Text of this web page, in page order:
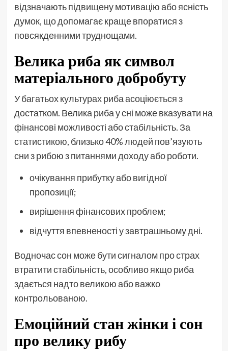
відзначають підвищену мотивацію або ясність
думок, що допомагає краще впоратися з
повсякденними труднощами.
Велика риба як символ
матеріального добробуту
У багатьох культурах риба асоціюється з
достатком. Велика риба у сні може вказувати на
фінансові можливості або стабільність. За
статистикою, близько 40% людей пов’язують
сни з рибою з питаннями доходу або роботи.
очікування прибутку або вигідної
пропозиції;
вирішення фінансових проблем;
відчуття впевненості у завтрашньому дні.
Водночас сон може бути сигналом про страх
втратити стабільність, особливо якщо риба
здається надто великою або важко
контрольованою.
Емоційний стан жінки і сон
про велику рибу